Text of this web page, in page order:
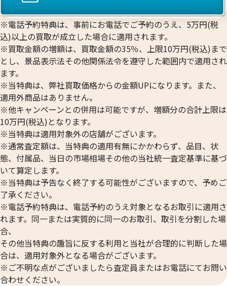
※電話予約特典は、事前にお電話でご予約のうえ、5万円(税
込)以上の買取が成立した場合に適用されます。
※買取金額の増額は、買取金額の35％、上限10万円(税込)まで
とし、景品表示法その他関係法令を遵守した範囲内で適用され
ます。
※当特典は、弊社買取価格からの金額UPになります。また、
適用外商品はありません。
※他キャンペーンとの併用は可能ですが、増額分の合計上限は
10万円(税込)となります。
※当特典は適用対象外の店舗がございます。
※通常査定額は、当特典の適用有無にかかわらず、品目、状
態、付属品、当日の市場相場その他の当社統一査定基準に基づ
いて算定します。
※当特典は予告なく終了する可能性がございますので、予めご
了承ください。
※電話予約特典は、電話予約のうえ対象となるお取引に適用さ
れます。同一または実質的に同一のお取引、取引を分割した場
合、
その他当特典の趣旨に反する利用と当社が合理的に判断した場
合は、適用対象外となる場合がございます。
※ご不明な点がございましたら査定員またはお電話にてお問い
合わせください。